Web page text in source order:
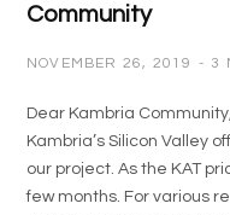
Community
NOVEMBER 26, 2019 3
Dear Kambria
Kambria’s Silicon Valley
our project. As the KAT
few months. For various